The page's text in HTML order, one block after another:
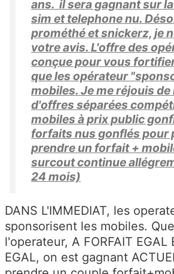
ans. il sera gagnant sur
sim et telephone nu.
prométhé et snickerz, je
votre avis. L'offre des
conçue pour vous
que les opérateur
mobiles. Je me réjouis
d'offres séparées
mobiles à prix public
forfaits nus gonflés pour
prendre un forfait +
surcout continue
24 mois)
DANS L'IMMEDIAT, les
sponsorisent les mobiles.
l'operateur, A FORFAIT EGAL
EGAL, on est gagnant